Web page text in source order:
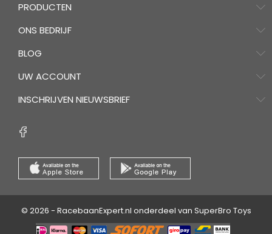
PRODUCTEN
ONS BEDRIJF
BLOG
UW ACCOUNT
INSCHRIJVEN NIEUWSBRIEF
© 2026 - RacebaanExpert.nl onderdeel van SuperBro Toys